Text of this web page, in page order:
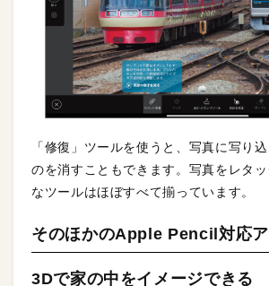
「修復」ツールを使うと、写真に写り
のを消すこともできます。写真をレタ
なツールはほぼすべて揃っています。
そのほかのApple Pencil対応ア
3Dで家の中をイメージできる